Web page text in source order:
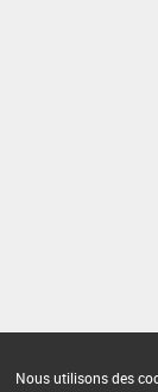
Nous utilisons des